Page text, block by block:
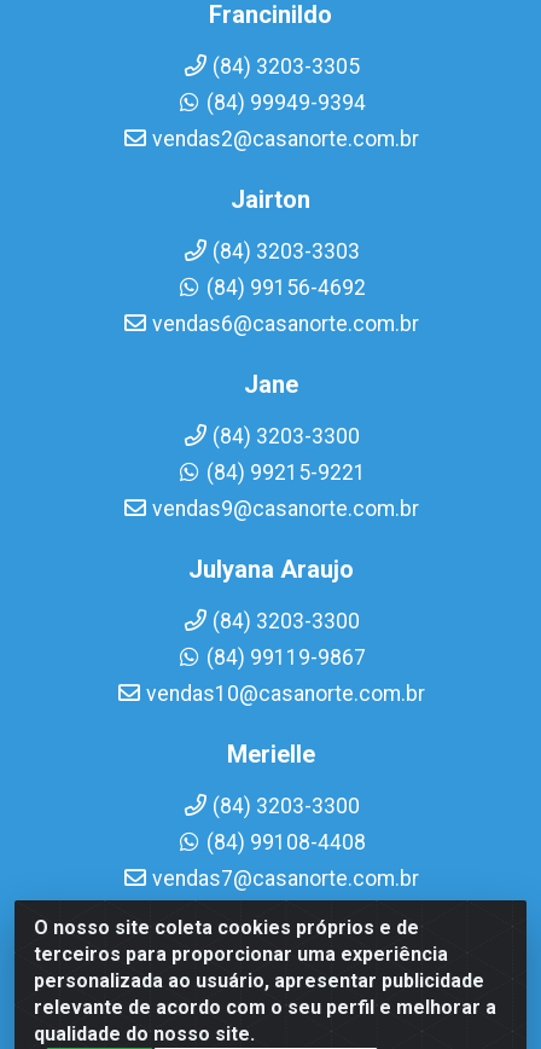
O nosso site coleta cookies próprios e de
terceiros para proporcionar uma experiência
personalizada ao usuário, apresentar publicidade
relevante de acordo com o seu perfil e melhorar a
qualidade do nosso site.
Francinildo
(84) 3203-3305
(84) 99949-9394
vendas2@casanorte.com.br
Jairton
(84) 3203-3303
(84) 99156-4692
vendas6@casanorte.com.br
Jane
(84) 3203-3300
(84) 99215-9221
vendas9@casanorte.com.br
Julyana Araujo
(84) 3203-3300
(84) 99119-9867
vendas10@casanorte.com.br
Merielle
(84) 3203-3300
(84) 99108-4408
vendas7@casanorte.com.br
Casa Norte LTDA - Av. Interventor Mário Câmara, 1815 -
Dix-Sept Rosado, Natal/RN - CEP 59054-600 - CNPJ
08.713.513/0001-51